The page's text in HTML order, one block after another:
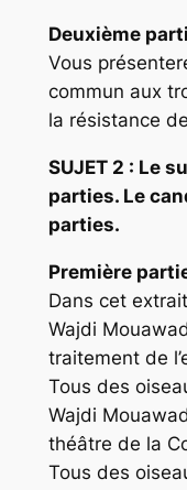
Deuxième
Vous
commun aux
la résistance
SUJET 2 : Le
parties. Le
parties.
Première
Dans cet
Wajdi
traitement de
Tous des
Wajdi
théâtre de la
Tous des